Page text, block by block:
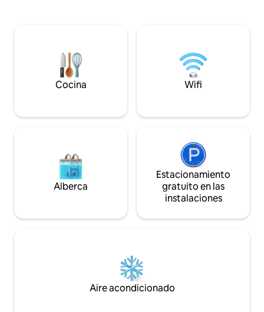
de Harz ofrece mucho espacio para
familias numerosas y grupos de amigos.
Además, podrá disfrutar de la libertad
del jardín de la casa.
Cocina Wifi
Alberca
Estacionamiento
gratuito en las
instalaciones
Aire acondicionado